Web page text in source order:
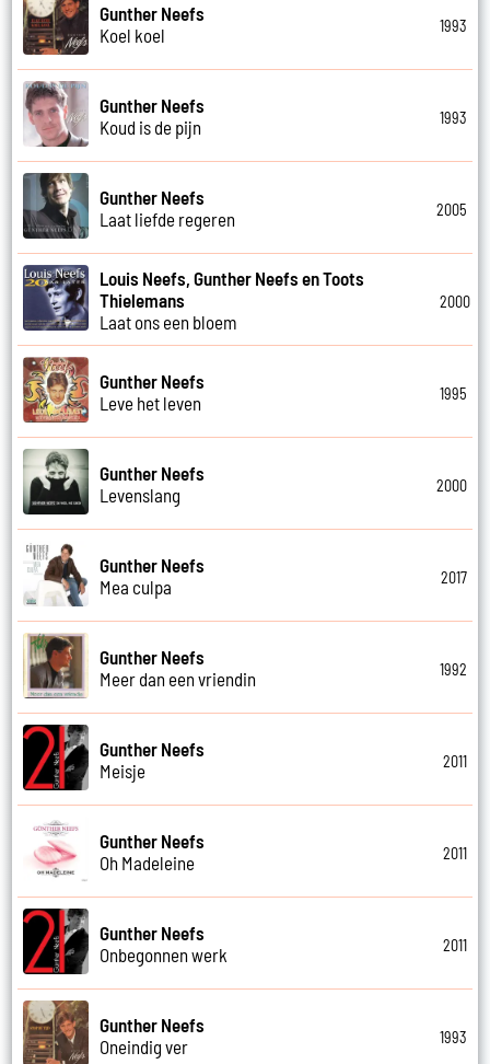
Gunther Neefs
Koel koel
1993
Gunther Neefs
Koud is de pijn
1993
Gunther Neefs
Laat liefde regeren
2005
Louis Neefs, Gunther Neefs en Toots
Thielemans
Laat ons een bloem
2000
Gunther Neefs
Leve het leven
1995
Gunther Neefs
Levenslang
2000
Gunther Neefs
Mea culpa
2017
Gunther Neefs
Meer dan een vriendin
1992
Gunther Neefs
Meisje
2011
Gunther Neefs
Oh Madeleine
2011
Gunther Neefs
Onbegonnen werk
2011
Gunther Neefs
Oneindig ver
1993